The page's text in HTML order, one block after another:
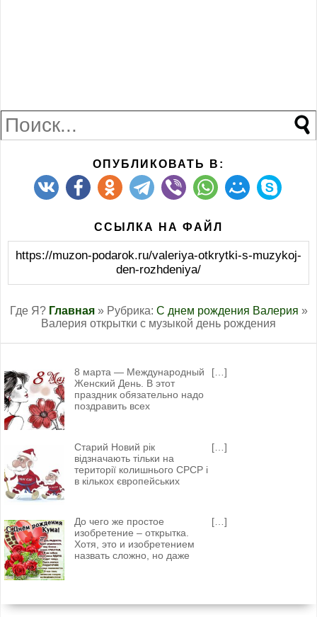
ОПУБЛИКОВАТЬ В:
ССЫЛКА НА ФАЙЛ
https://muzon-podarok.ru/valeriya-otkrytki-s-muzykoj-
den-rozhdeniya/
Где Я? Главная» Рубрика: С днем рождения Валерия »
Валерия открытки с музыкой день рождения
8 марта — Международный
Женский День. В этот
праздник обязательно надо
поздравить всех
[…]
Старий Новий рік
відзначають тільки на
території колишнього СРСР і
в кількох європейських
[…]
До чего же простое
изобретение – открытка.
Хотя, это и изобретением
назвать сложно, но даже
[…]